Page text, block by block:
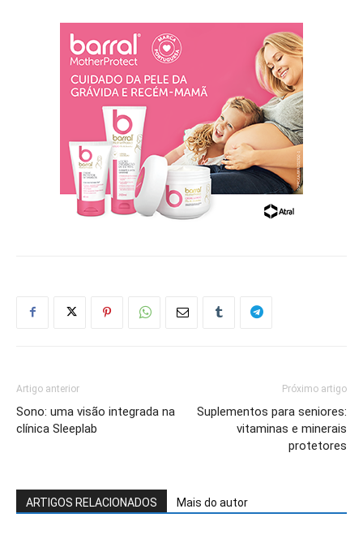
Artigo anterior
Sono: uma visão integrada na
clínica Sleeplab
Próximo artigo
Suplementos para seniores:
vitaminas e minerais
protetores
ARTIGOS RELACIONADOS Mais do autor